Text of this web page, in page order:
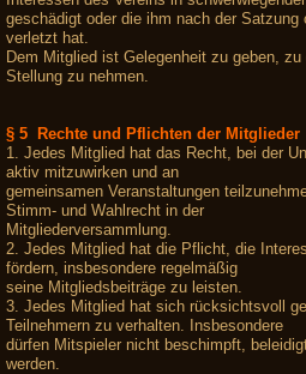
geschädigt oder die ihm nach der
verletzt hat.
Dem Mitglied ist Gelegenheit zu geben,
Stellung zu nehmen.
§ 5 Rechte und Pflichten der Mitglieder
1. Jedes Mitglied hat das Recht, bei der
aktiv mitzuwirken und an
gemeinsamen Veranstaltungen
Stimm- und Wahlrecht in der
Mitgliederversammlung.
2. Jedes Mitglied hat die Pflicht, die
fördern, insbesondere regelmäßig
seine Mitgliedsbeiträge zu leisten.
3. Jedes Mitglied hat sich rücksichtsvoll
Teilnehmern zu verhalten. Insbesondere
dürfen Mitspieler nicht beschimpft,
werden.